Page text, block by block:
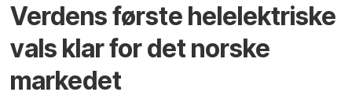
Verdens første helelektriske
vals klar for det norske
markedet